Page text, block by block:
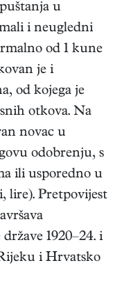
u
i neugledni
od 1 kune
je i
od kojega je
otkova. Na
novac u
odobrenju, s
ili usporedno u
lire). Pretpovijest
1920–24. i
i Hrvatsko